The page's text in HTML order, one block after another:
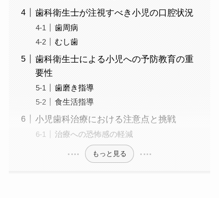
歯科衛生士が注視すべき小児の口腔状況
歯周病
むし歯
歯科衛生士による小児への予防教育の重
要性
歯磨き指導
食生活指導
小児歯科治療における注意点と挑戦
治療への恐怖感の軽減
もっと見る